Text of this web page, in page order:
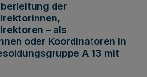
der
– als
oder Koordinatoren in
A 13 mit